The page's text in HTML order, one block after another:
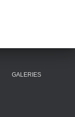
GALERIES